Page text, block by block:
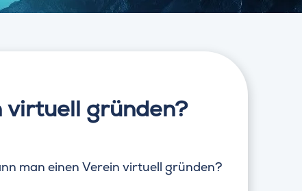
virtuell gründen?